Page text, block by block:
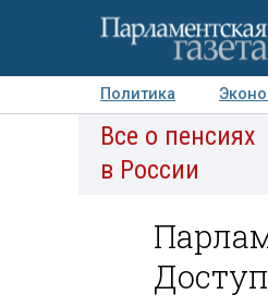
Политика
Авторы Персоны
Все о пенсиях
в России